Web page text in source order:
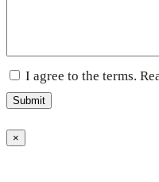
I agree to the terms.
×